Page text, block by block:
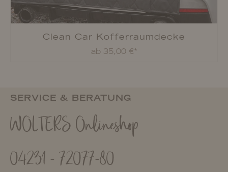
Clean Car Kofferraumdecke
ab 35,00 €*
SERVICE & BERATUNG
WOLTERS Onlineshop
04231 - 72077-80